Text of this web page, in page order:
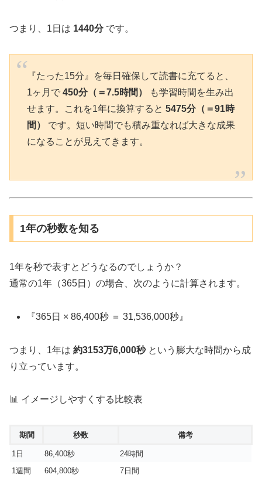
つまり、1日は 1440分です。
『たった15分』を毎日確保して読書に充てると、
1ヶ月で 450分（＝7.5時間）
も学習時間を生み出
せます。これを1年に換算すると 5475分（＝91時
間）
です。短い時間でも積み重なれば大きな成果
になることが見えてきます。
1年の秒数を知る
1年を秒で表すとどうなるのでしょうか？
通常の1年（365日）の場合、次のように計算されます。
『365日 × 86,400秒 ＝ 31,536,000秒』
つまり、1年は 約3153万6,000秒という膨大な時間から成
り立っています。
📊 イメージしやすくする比較表
期間 秒数 備考
1日 86,400秒
24時間
1週間
604,800秒
7日間